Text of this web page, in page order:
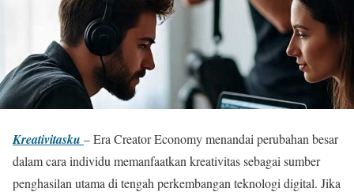
Kreativitasku – Era Creator Economy menandai perubahan besar
dalam cara individu memanfaatkan kreativitas sebagai sumber
penghasilan utama di tengah perkembangan teknologi digital. Jika